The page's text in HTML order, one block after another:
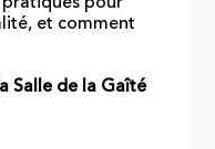
et comment
Salle de la Gaîté